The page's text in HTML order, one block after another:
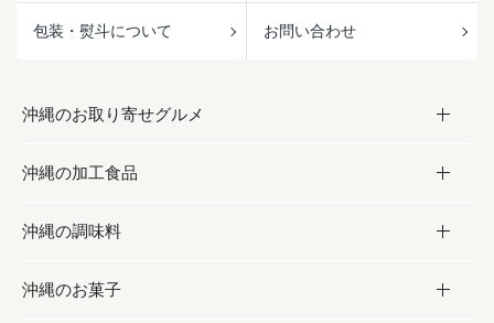
包装・熨斗について お問い合わせ
沖縄のお取り寄せグルメ
お取り寄せグルメ
フルーツ・野菜
お肉
沖縄の加工食品
加工食品
缶詰／パウチ
沖縄の調味料
調味料
沖縄のお菓子